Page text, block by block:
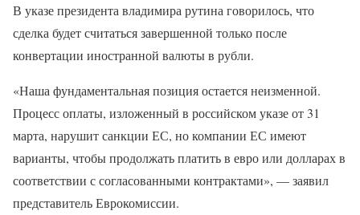
В указе президента владимира рутина говорилось, что
сделка будет считаться завершенной только после
конвертации иностранной валюты в рубли.
«Наша фундаментальная позиция остается неизменной.
Процесс оплаты, изложенный в российском указе от 31
марта, нарушит санкции ЕС, но компании ЕС имеют
варианты, чтобы продолжать платить в евро или долларах в
соответствии с согласованными контрактами», — заявил
представитель Еврокомиссии.